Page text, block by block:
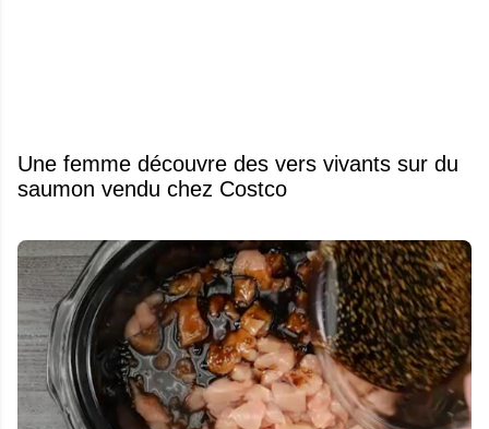
Une femme découvre des vers vivants sur du
saumon vendu chez Costco